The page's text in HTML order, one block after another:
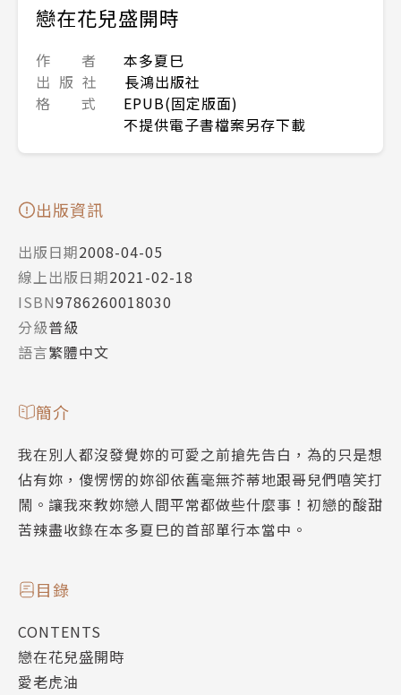
戀在花兒盛開時
作 者
本多夏巳
出 版 社
長鴻出版社
格 式
EPUB(固定版面)
不提供電子書檔案另存下載
出版資訊
出版日期2008-04-05
線上出版日期2021-02-18
ISBN9786260018030
分級普級
語言繁體中文
簡介
我在別人都沒發覺妳的可愛之前搶先告白，為的只是想
佔有妳，傻愣愣的妳卻依舊毫無芥蒂地跟哥兒們嘻笑打
鬧。讓我來教妳戀人間平常都做些什麼事！初戀的酸甜
苦辣盡收錄在本多夏巳的首部單行本當中。
目錄
CONTENTS
戀在花兒盛開時
愛老虎油